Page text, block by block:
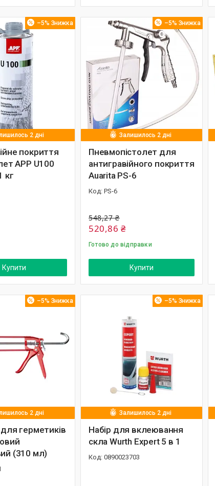
–5%
2 дні
покриття
APP U100
кг
Купити
–5%
Залишилось 2 дні
Пневмопістолет для
антигравійного покриття
Auarita PS-6
PS-6
548,27 ₴
520,86 ₴
Готово до відправки
Купити
–5%
2 дні
герметиків
(310 мл)
–5%
Залишилось 2 дні
Набір для вклеювання
скла Wurth Expert 5 в 1
0890023703